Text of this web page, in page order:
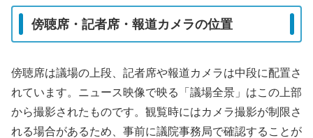
傍聴席・記者席・報道カメラの位置
傍聴席は議場の上段、記者席や報道カメラは中段に配置さ
れています。ニュース映像で映る「議場全景」はこの上部
から撮影されたものです。観覧時にはカメラ撮影が制限さ
れる場合があるため、事前に議院事務局で確認することが